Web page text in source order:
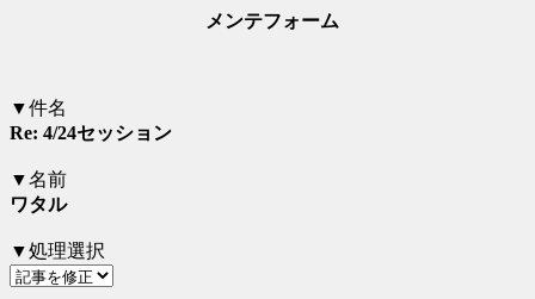
メンテフォーム
▼件名
Re: 4/24セッション
▼名前
ワタル
▼処理選択